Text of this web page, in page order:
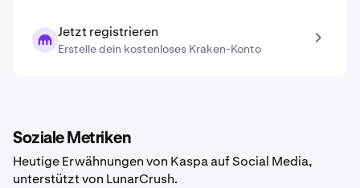
Jetzt registrieren
Erstelle dein kostenloses Kraken-Konto
Soziale Metriken
Heutige Erwähnungen von Kaspa auf Social Media,
unterstützt von LunarCrush.